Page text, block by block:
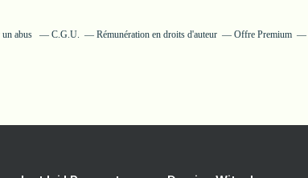
abus C.G.U. Rémunération en droits d'auteur Offre Premium